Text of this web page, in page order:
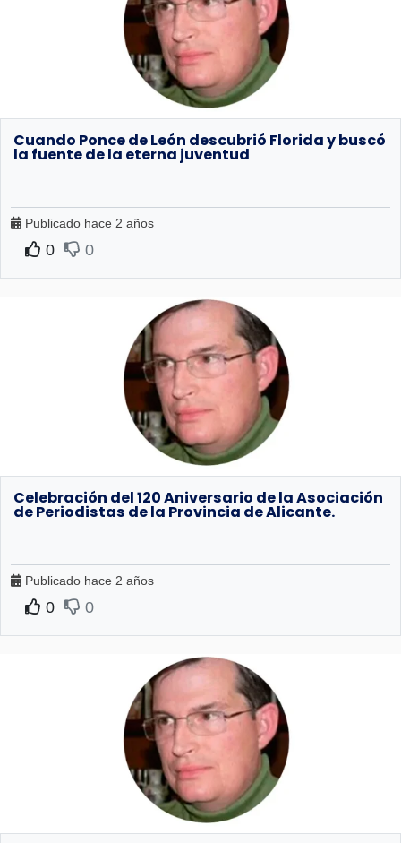
Cuando Ponce de León descubrió Florida y buscó
la fuente de la eterna juventud
Publicado hace 2 años
0 0
Celebración del 120 Aniversario de la Asociación
de Periodistas de la Provincia de Alicante.
Publicado hace 2 años
0 0